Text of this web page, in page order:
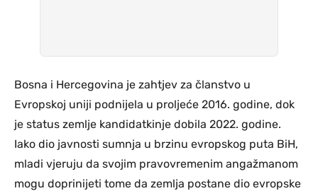
Bosna i Hercegovina je zahtjev za članstvo u
Evropskoj uniji podnijela u proljeće 2016. godine, dok
je status zemlje kandidatkinje dobila 2022. godine.
Iako dio javnosti sumnja u brzinu evropskog puta BiH,
mladi vjeruju da svojim pravovremenim angažmanom
mogu doprinijeti tome da zemlja postane dio evropske